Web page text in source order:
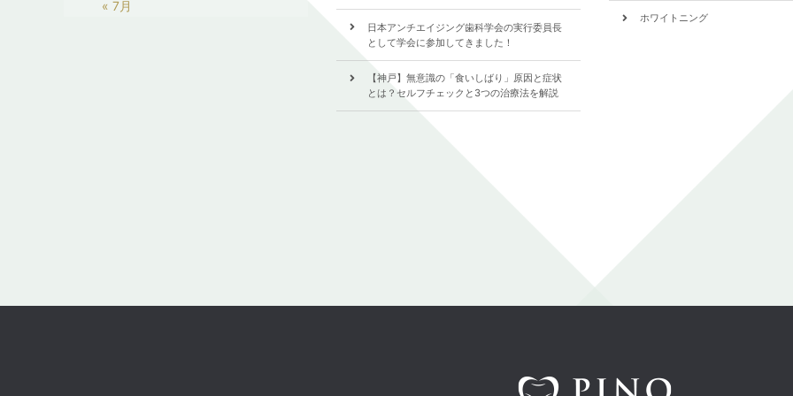
« 7月
日本アンチエイジング歯科学会の実行委員長
として学会に参加してきました！
【神戸】無意識の「食いしばり」原因と症状
とは？セルフチェックと3つの治療法を解説
ホワイトニング